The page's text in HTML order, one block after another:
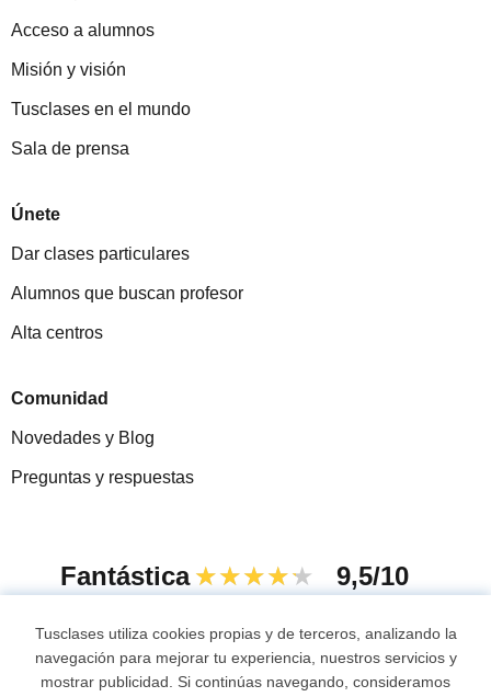
Acceso a alumnos
Misión y visión
Tusclases en el mundo
Sala de prensa
Únete
Dar clases particulares
Alumnos que buscan profesor
Alta centros
Comunidad
Novedades y Blog
Preguntas y respuestas
Fantástica ★★★★★ 9,5/10
© 2007 - 2026 Tusclases.co
Tusclases utiliza cookies propias y de terceros, analizando la
navegación para mejorar tu experiencia, nuestros servicios y
mostrar publicidad. Si continúas navegando, consideramos